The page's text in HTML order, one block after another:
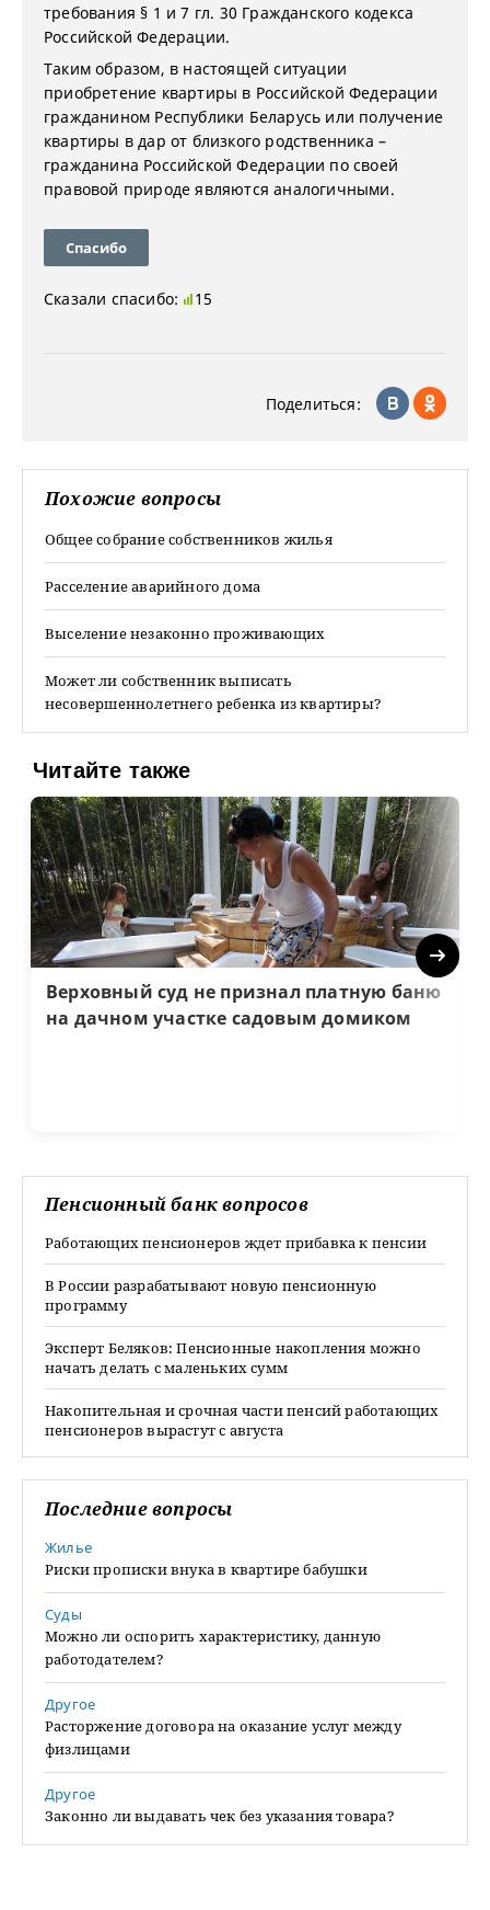
требования § 1 и 7 гл. 30 Гражданского кодекса
Российской Федерации.
Таким образом, в настоящей ситуации
приобретение квартиры в Российской Федерации
гражданином Республики Беларусь или получение
квартиры в дар от близкого родственника –
гражданина Российской Федерации по своей
правовой природе являются аналогичными.
Спасибо
Сказали спасибо: 15
Поделиться:
Похожие вопросы
Общее собрание собственников жилья
Расселение аварийного дома
Выселение незаконно проживающих
Может ли собственник выписать
несовершеннолетнего ребенка из квартиры?
Читайте также
Верховный суд не признал платную баню
на дачном участке садовым домиком
Next
Пенсионный банк вопросов
Работающих пенсионеров ждет прибавка к пенсии
В России разрабатывают новую пенсионную
программу
Эксперт Беляков: Пенсионные накопления можно
начать делать с маленьких сумм
Накопительная и срочная части пенсий работающих
пенсионеров вырастут с августа
Последние вопросы
Жилье
Риски прописки внука в квартире бабушки
Суды
Можно ли оспорить характеристику, данную
работодателем?
Другое
Расторжение договора на оказание услуг между
физлицами
Другое
Законно ли выдавать чек без указания товара?